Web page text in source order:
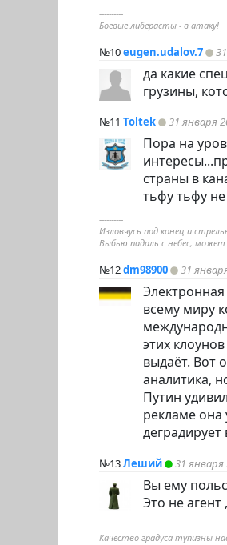
----------
Боевые либерасты - в атаку!
№10eugen.udalov.7
да какие
грузины,
№11 Toltek 31 января
Пора на
страны в
тьфу тьфу не
----------
Изловчусь под конец и
Выбью падаль с небес, может
№12dm98900 31
всему миру
этих
выдаёт. Вот
аналитика,
Путин
рекламе она
№13Леший 31 января
Вы ему
Это не
----------
Качество градуса тупизны